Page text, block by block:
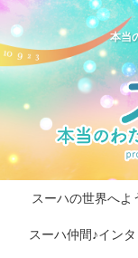
本当
スーハの世界へよ
スーハ仲間♪イン